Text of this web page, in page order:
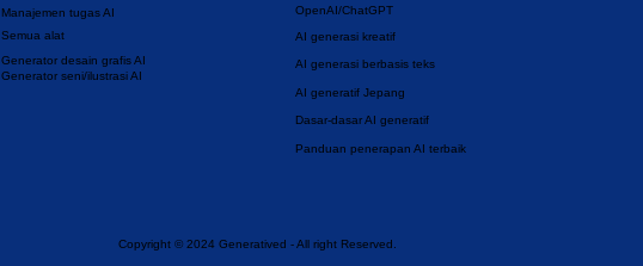
Copyright © 2024 Generatived - All right Reserved.
Manajemen tugas AI
Generator desain grafis AI
Generator seni/ilustrasi AI
Semua alat
OpenAI/ChatGPT
AI generasi kreatif
AI generasi berbasis teks
AI generatif Jepang
Dasar-dasar AI generatif
Panduan penerapan AI terbaik